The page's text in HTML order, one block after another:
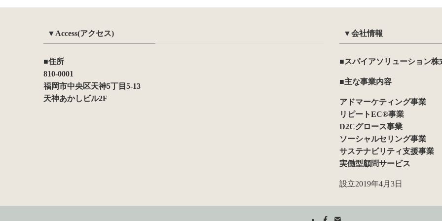
▼Access(アクセス)
■住所
810-0001
福岡市中央区天神5丁目5-13
天神あかしビル2F
▼会社情報
■スパイアソリューション株
■主な事業内容
アドマーケティング事業
リピートEC®事業
D2Cグロース事業
ソーシャルセリング事業
サステナビリティ支援事業
実働型顧問サービス
設立2019年4月3日